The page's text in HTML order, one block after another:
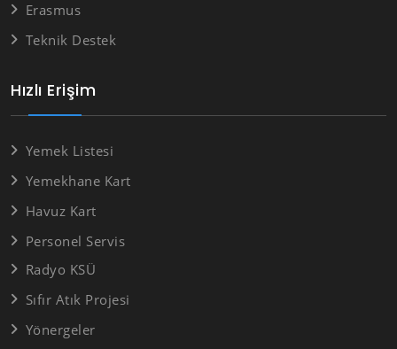
Hızlı Erişim
Yemek Listesi
Yemekhane Kart
Havuz Kart
Personel Servis
Radyo KSÜ
Sıfır Atık Projesi
Yönergeler
Erasmus
Teknik Destek